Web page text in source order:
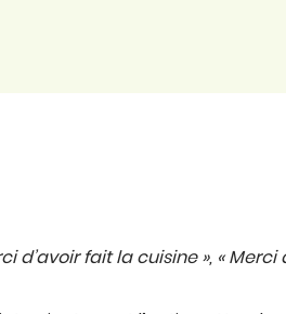
d’avoir fait la cuisine », «